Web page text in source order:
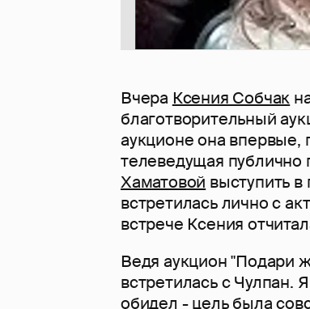
Вчера Ксения Собчак
благотворительный
аукционе она впервые,
телеведущая публично
Хаматовой выступить
встретилась лично с
встрече Ксения
Ведя аукцион "Подари
встретилась с Чулпан.
обидел - цель была